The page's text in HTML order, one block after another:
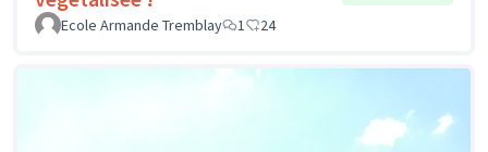
Ecole Armande Tremblay
1 24